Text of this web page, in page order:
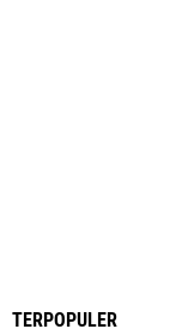
TERPOPULER